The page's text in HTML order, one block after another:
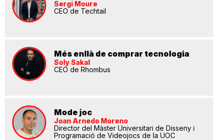
Sergi Moure
CEO de Techtail
Més enllà de comprar tecnologia
Soly Sakal
CEO de Rhombus
Mode joc
Joan Arnedo Moreno
Director del Màster Universitari de Disseny i
Programació de Videojocs de la UOC